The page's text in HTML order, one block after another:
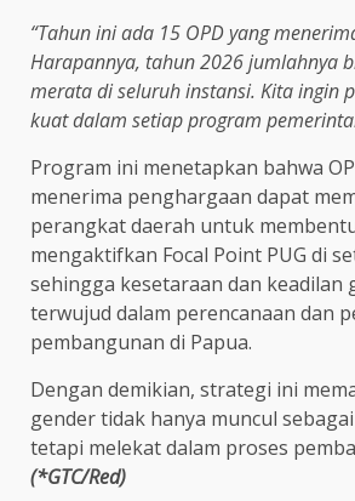
“Tahun ini ada 15 OPD yang
Harapannya, tahun 2026 jumlahnya
merata di seluruh instansi. Kita ingin
kuat dalam setiap program
Program ini menetapkan bahwa
menerima penghargaan dapat
perangkat daerah untuk
mengaktifkan Focal Point PUG di
sehingga kesetaraan dan keadilan
terwujud dalam perencanaan dan
pembangunan di Papua.
Dengan demikian, strategi ini
gender tidak hanya muncul
tetapi melekat dalam proses
(*GTC/Red)